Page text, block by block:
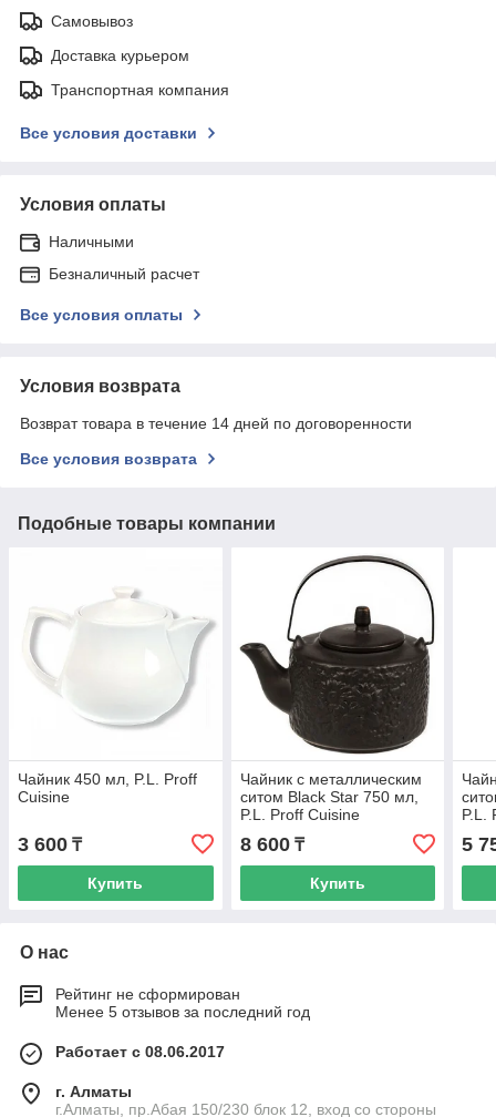
Самовывоз
Доставка курьером
Транспортная компания
Все условия доставки
Условия оплаты
Наличными
Безналичный расчет
Все условия оплаты
Условия возврата
Возврат товара в течение 14 дней по договоренности
Все условия возврата
Подобные товары компании
Чайник 450 мл, P.L. Proff
Cuisine
3 600 ₸
Купить
Чайник с металлическим
ситом Black Star 750 мл,
P.L. Proff Cuisine
8 600₸
Купить
P.L.
5
О нас
Рейтинг не сформирован
Менее 5 отзывов за последний год
Работает с 08.06.2017
г. Алматы
г.Алматы, пр.Абая 150/230 блок 12, вход со стороны